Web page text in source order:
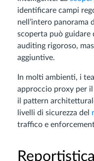
identificare campi
nell’intero panorama
scoperta può guidare
auditing rigoroso,
aggiuntive.
In molti ambienti, i
approccio proxy per
il pattern
livelli di sicurezza del
traffico e